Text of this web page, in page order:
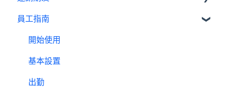
邀請制度
員工指南
開始使用
基本設置
出勤